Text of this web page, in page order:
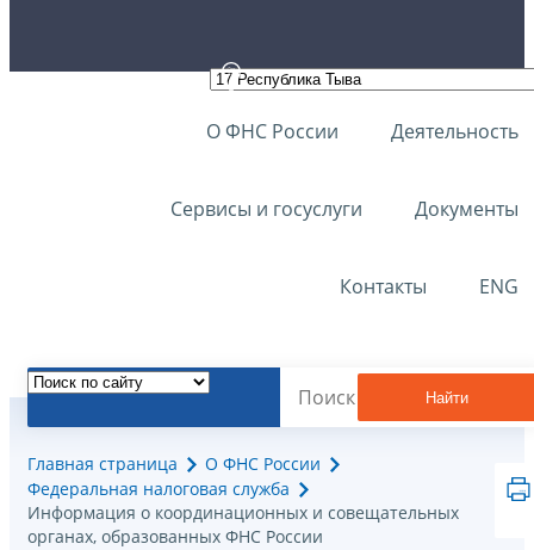
О ФНС России Деятельность
Сервисы и госуслуги Документы
Контакты ENG
Найти
Главная страница
О ФНС России
Федеральная налоговая служба
Информация о координационных и совещательных
органах, образованных ФНС России